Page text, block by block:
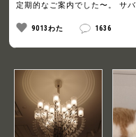
定期的なご案内でした〜。 サバ
9013わた 1636